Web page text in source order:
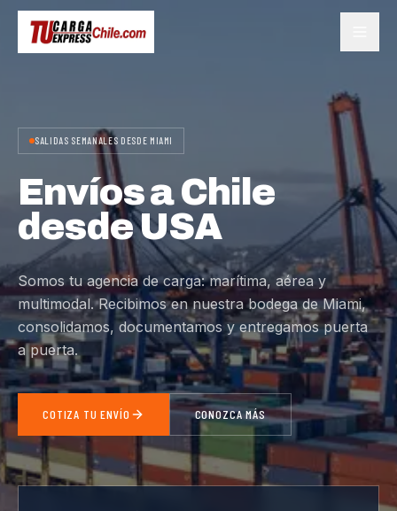
SALIDAS SEMANALES DESDE MIAMI
Envíos a Chile
desde USA
Somos tu agencia de carga: marítima, aérea y
multimodal. Recibimos en nuestra bodega de Miami,
consolidamos, documentamos y entregamos puerta
a puerta.
COTIZA TU ENVÍO CONOZCA MÁS